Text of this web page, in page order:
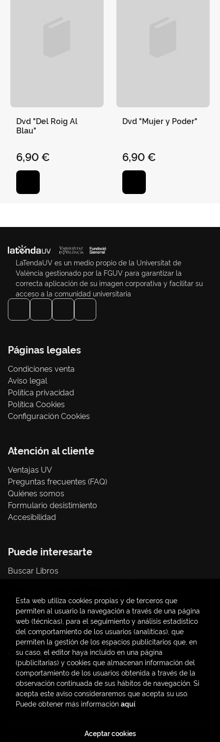
Dvd "Del Roig Al
Blau"
6,90 €
Dvd "Mujer y Poder"
6,90 €
LaTendaUV es un medio propio de la Universitat de
València gestionado por la FGUV para garantizar la
correcta aplicación de su imagen corporativa y facilitar su
acceso a la comunidad universitaria
Páginas legales
Condiciones venta
Aviso legal
Política privacidad
Política Cookies
Configuración Cookies
Atención al cliente
Ventajas UV
Preguntas frecuentes (FAQ)
Quiénes somos
Formulario desistimiento
Accesibilidad
Puede interesarte
Buscar Libros
Papelería / material oficina
Consumo Sostenible
Contacto
C/ Amadeo de Saboya, 4
(+34) 963828968
latendauv@fundacio.es
Formulario de contacto
. Todos los Derechos Reservados |
Esta web utiliza cookies propias y de terceros que
permiten al usuario la navegación a través de una página
web (técnicas), para el seguimiento y análisis estadístico
del comportamiento de los usuarios (analíticas), que
permiten la gestión de los espacios publicitarios que, en
su caso, el editor haya incluido en una página
(publicitarias) y cookies que almacenan información del
comportamiento de los usuarios obtenida a través de la
observación continuada de sus hábitos de navegación. Si
acepta este aviso consideraremos que acepta su uso.
Puede obtener más información aquí.
Aceptar cookies